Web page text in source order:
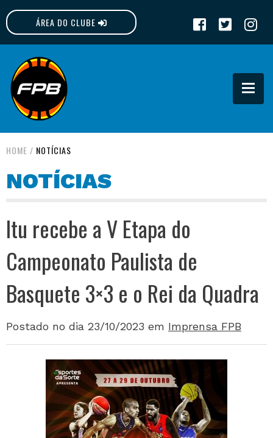
ÁREA DO CLUBE
FPB
HOME / NOTÍCIAS
NOTÍCIAS
Itu recebe a V Etapa do
Campeonato Paulista de
Basquete 3×3 e o Rei da Quadra
Postado no dia 23/10/2023 em Imprensa FPB